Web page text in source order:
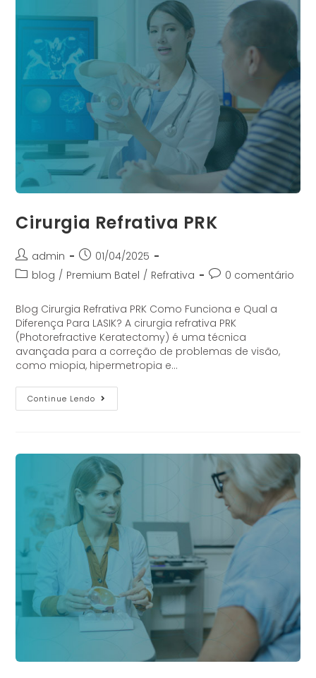
Cirurgia Refrativa PRK
admin
01/04/2025
blog / Premium Batel / Refrativa 0 comentário
Blog Cirurgia Refrativa PRK Como Funciona e Qual a
Diferença Para LASIK? A cirurgia refrativa PRK
(Photorefractive Keratectomy) é uma técnica
avançada para a correção de problemas de visão,
como miopia, hipermetropia e…
Continue Lendo